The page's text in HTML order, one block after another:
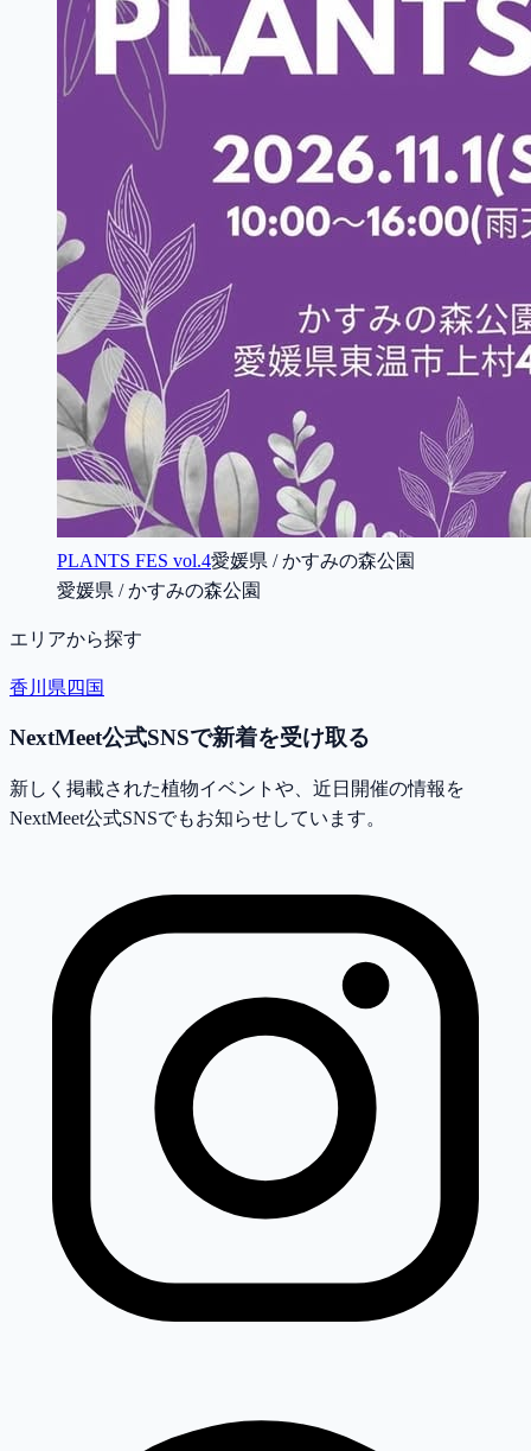
PLANTS FES vol.4愛媛県 / かすみの森公園
愛媛県 / かすみの森公園
エリアから探す
香川県 四国
NextMeet公式SNSで新着を受け取る
新しく掲載された植物イベントや、近日開催の情報を
NextMeet公式SNSでもお知らせしています。